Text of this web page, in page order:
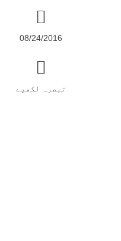
08/24/2016
تبصرہ لکھیے